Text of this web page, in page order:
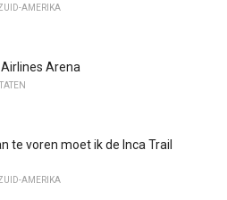
AMERIKA
Arena
te voren moet ik de Inca Trail
AMERIKA